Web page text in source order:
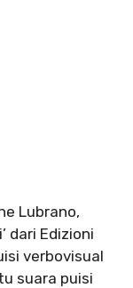
Lubrano,
dari Edizioni
verbovisual
suara puisi